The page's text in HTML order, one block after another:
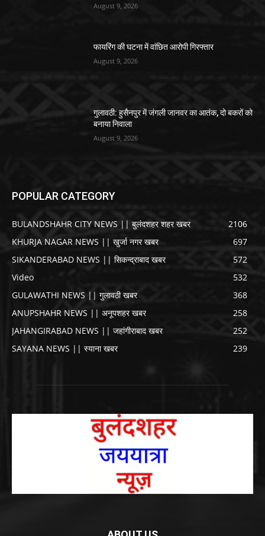
August 9, 2026
फायरिंग की घटना में वांछित आरोपी गिरफ्तार
August 9, 2026
गुलावठी: हुसैनपुर में जंगली जानवर का आतंक, दो बकरों को
बनाया निवाला
August 9, 2026
POPULAR CATEGORY
BULANDSHAHR CITY NEWS || बुलंदशहर शहर खबर
2106
KHURJA NAGAR NEWS || खुर्जा नगर खबर
697
SIKANDERABAD NEWS || सिकन्द्राबाद खबर
572
Video
532
GULAWATHI NEWS || गुलावठी खबर
368
ANUPSHAHR NEWS || अनूपशहर खबर
258
JAHANGIRABAD NEWS || जहांगीराबाद खबर
252
SAYANA NEWS || स्याना खबर
239